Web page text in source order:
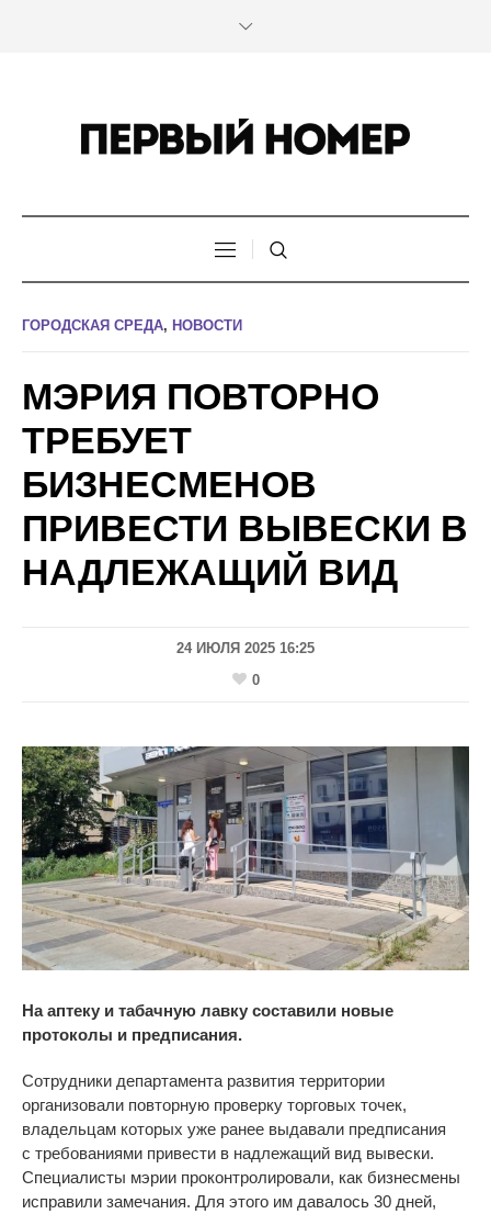
ГОРОДСКАЯ СРЕДА, НОВОСТИ
МЭРИЯ ПОВТОРНО
ТРЕБУЕТ
БИЗНЕСМЕНОВ
ПРИВЕСТИ ВЫВЕСКИ В
НАДЛЕЖАЩИЙ ВИД
24 ИЮЛЯ 2025 16:25
0
На аптеку и табачную лавку составили новые
протоколы и предписания.
Сотрудники департамента развития территории
организовали повторную проверку торговых точек,
владельцам которых уже ранее выдавали предписания
с требованиями привести в надлежащий вид вывески.
Специалисты мэрии проконтролировали, как бизнесмены
исправили замечания. Для этого им давалось 30 дней,